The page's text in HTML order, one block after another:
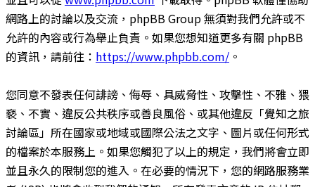
網路上的討論以及交流，phpBB Group 無須對我們允許或不
允許的內容或行為舉止負責。如果您想知道更多有關 phpBB
的資訊，請前往： https://www.phpbb.com/ 。
您同意不發表任何誹謗、侮辱、具威脅性、攻擊性、不雅、猥
褻、不實、違反公共秩序或善良風俗、或其他違反「覺知之旅
討論區」所在國家或地域或國際公法之文字、圖片或任何形式
的檔案於本服務上。如果您觸犯了以上的規定，我們將會立即
並且永久的限制您的進入。在必要的情況下，您的網路服務業